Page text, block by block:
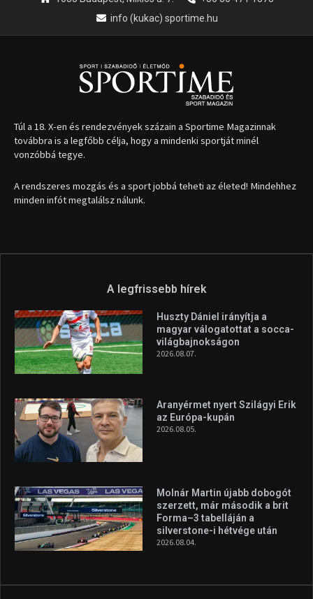
info (kukac) sportime.hu
Túl a 18. X-en és rendezvények százain a Sportime Magazinnak
továbbra is a legfőbb célja, hogy a mindenki sportját minél
vonzóbbá tegye.
A rendszeres mozgás és a sport jobbá teheti az életed! Mindehhez
minden infót megtalálsz nálunk.
A legfrissebb hírek
Huszty Dániel irányítja a
magyar válogatottat a socca-
világbajnokságon
2026.08.07.
Aranyérmet nyert Szilágyi Erik
az Európa-kupán
2026.08.05.
Molnár Martin újabb dobogót
szerzett, már második a brit
Forma–3 tabelláján a
silverstone-i hétvége után
2026.08.04.